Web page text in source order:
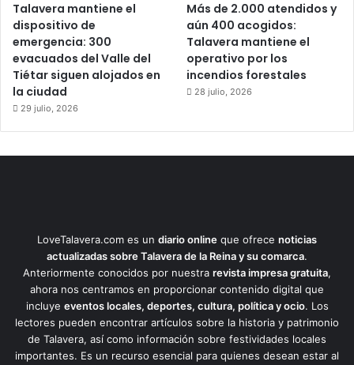
Talavera mantiene el
dispositivo de
emergencia: 300
evacuados del Valle del
Tiétar siguen alojados en
la ciudad
29 julio, 2026
Más de 2.000 atendidos y
aún 400 acogidos:
Talavera mantiene el
operativo por los
incendios forestales
28 julio, 2026
LoveTalavera.com es un diario online que ofrece noticias
actualizadas sobre Talavera de la Reina y su comarca.
Anteriormente conocidos por nuestra revista impresa gratuita,
ahora nos centramos en proporcionar contenido digital que
incluye eventos locales, deportes, cultura, política y ocio. Los
lectores pueden encontrar artículos sobre la historia y patrimonio
de Talavera, así como información sobre festividades locales
importantes. Es un recurso esencial para quienes desean estar al